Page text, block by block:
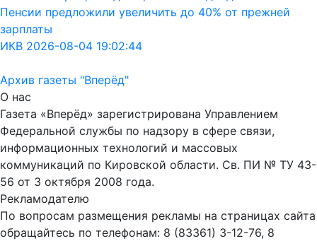
Пенсии предложили увеличить до 40% от прежней
зарплаты
ИКВ 2026-08-04 19:02:44
Архив газеты "Вперёд"
О нас
Газета «Вперёд» зарегистрирована Управлением
Федеральной службы по надзору в сфере связи,
информационных технологий и массовых
коммуникаций по Кировской области. Св. ПИ № ТУ 43-
56 от 3 октября 2008 года.
Рекламодателю
По вопросам размещения рекламы на страницах сайта
обращайтесь по телефонам: 8 (83361) 3-12-76, 8